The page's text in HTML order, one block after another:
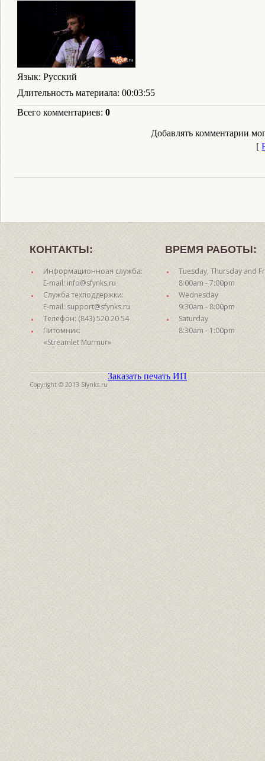
Язык: Русский
Длительность материала: 00:03:55
Всего комментариев: 0
Добавлять комментарии
[
КОНТАКТЫ:
Информационноая служба:
E-mail: info@sfynks.ru
Служба техподдержки:
E-mail: support@sfynks.ru
Телефон: (843) 520 20 54
Питомник:
«Streamlet Murmur»
ВРЕМЯ РАБОТЫ:
Tuesday, Thursday and
8:00am - 7:00pm
Wednesday
9:30am - 8:00pm
Saturday
8:30am - 1:00pm
Copyright © 2013 Sfynks.ru
Заказать печать ИП